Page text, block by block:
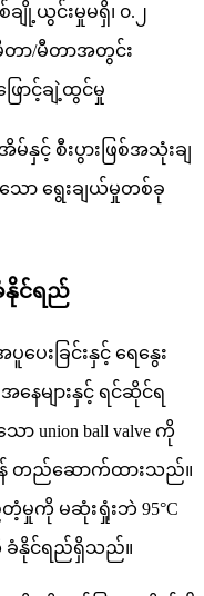
ျို့ယွင်းမှုမရှိ၊ ၀.၂
ာ/မီတာအတွင်း
ြောင့်ချဲ့ထွင်မှု
စီးပွားဖြစ်အသုံးချ
ာ ရွေးချယ်မှုတစ်ခု
နိုင်ရည်
ေးခြင်းနှင့် ရေနွေး
ေများနှင့် ရင်ဆိုင်ရ
union ball valve ကို
န် တည်ဆောက်ထားသည်။
မှုကို မဆုံးရှုံးဘဲ 95°C
ခံနိုင်ရည်ရှိသည်။